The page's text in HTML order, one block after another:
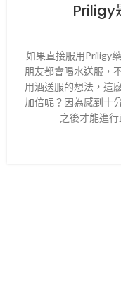
Priligy
如果直接服用Priligy
朋友都會喝水送服，
用酒送服的想法，這
加倍呢？因為感到十
之後才能進